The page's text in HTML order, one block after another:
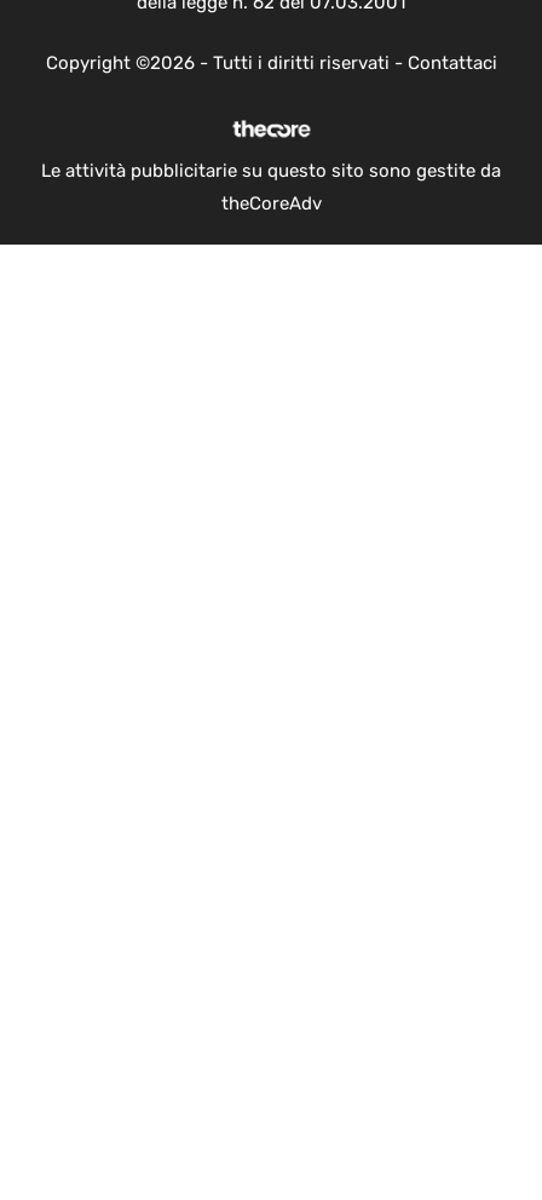
Copyright ©2026 - Tutti i diritti riservati - Contattaci
Le attività pubblicitarie su questo sito sono gestite da
theCoreAdv